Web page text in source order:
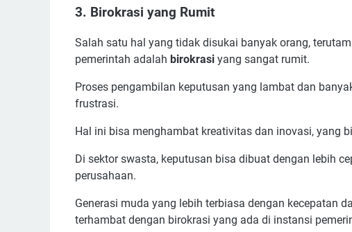
3. Birokrasi yang Rumit
Salah satu hal yang tidak disukai banyak orang,
pemerintah adalah birokrasi yang sangat rumit.
Proses pengambilan keputusan yang lambat dan
frustrasi.
Hal ini bisa menghambat kreativitas dan inovasi, yang
Di sektor swasta, keputusan bisa dibuat dengan lebih
perusahaan.
Generasi muda yang lebih terbiasa dengan kecepatan
terhambat dengan birokrasi yang ada di instansi